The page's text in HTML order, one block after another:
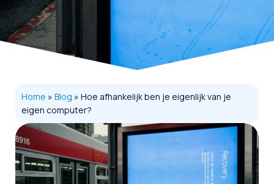
Home » Blog » Hoe afhankelijk ben je eigenlijk van je
eigen computer?